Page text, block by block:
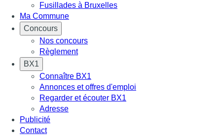
Fusillades à Bruxelles
Ma Commune
Concours
Nos concours
Règlement
BX1
Connaître BX1
Annonces et offres d'emploi
Regarder et écouter BX1
Adresse
Publicité
Contact